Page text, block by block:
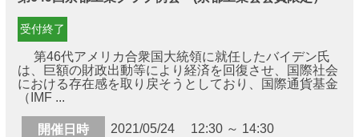
受付終了
第46代アメリカ合衆国大統領に就任したバイデン氏
は、巨額の財政出動等により経済を回復させ、国際社会
における存在感を取り戻そうとしており、国際通貨基金
（IMF ...
開催日時 2021/05/24 12:30 ～ 14:30